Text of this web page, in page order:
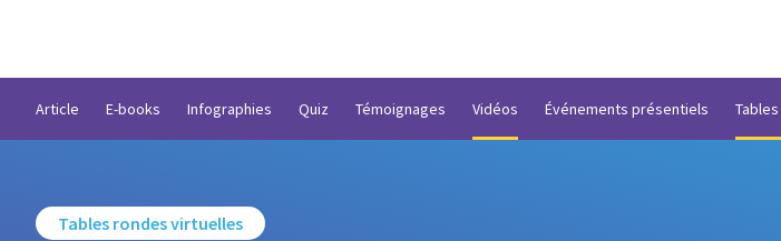
Article E-books Infographies Quiz Témoignages Vidéos Événements présentiels
Tables rondes virtuelles